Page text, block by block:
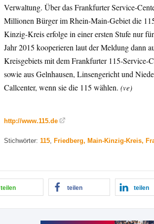
Verwaltung. Über das Frankfurter Service-
Millionen Bürger im Rhein-Main-Gebiet die
Kinzig-Kreis erfolge in einer ersten Stufe nur
Jahr 2015 kooperieren laut der Meldung dann
Kreisgebiets mit dem Frankfurter 115-Service-
sowie aus Gelnhausen, Linsengericht und
Callcenter, wenn sie die 115 wählen. (ve)
http://www.115.de
Stichwörter: 115, Friedberg, Main-Kinzig-Kreis,
teilen teilen teilen